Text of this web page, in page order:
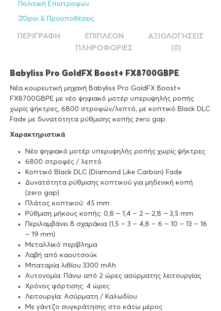
Πολιτική Επιστροφών
Όροι & Προϋποθέσεις
ΠΕΡΙΓΡΑΦΉ
ΕΠΙΠΛΈΟΝ
ΠΛΗΡΟΦΟΡΊΕΣ
ΑΞΙΟΛΟΓΉΣΕΙΣ
(0)
Babyliss Pro GoldFX Boost+ FX8700GBPE
Νέα κουρευτική μηχανή Babyliss Pro GoldFX Boost+
FX8700GBPE με νέο ψηφιακό μοτέρ υπερυψηλής ροπής
χωρίς ψήκτρες, 6800 στροφών/λεπτό, με κοπτικό Black DLC
Fade με δυνατότητα ρύθμισης κοπής zero gap.
Χαρακτηριστικά
Νέο ψηφιακό μοτέρ υπερυψηλής ροπής χωρίς ψήκτρες
6800 στροφές / λεπτό
Κοπτικό Black DLC (Diamond Like Carbon) Fade
Δυνατότητα ρύθμισης κοπτικού για μηδενική κοπή
(zero gap)
Πλάτος κοπτικού: 45 mm
Ρύθμιση μήκους κοπής: 0,8 – 1,4 – 2 – 2,8 – 3,5 mm
Περιλαμβάνει 8 σχαράκια (1,5 – 3 – 4,8 – 6 – 10 – 13 – 16
– 19 mm)
Μεταλλικό περίβλημα
Λαβή από καουτσούκ
Μπαταρία λιθίου 3300 mAh
Αυτονομία: Πάνω από 2 ώρες ασύρματης λειτουργίας
Χρόνος φόρτισης: 4 ώρες
Λειτουργία: Ασύρματη / Καλωδίου
Με γάντζο συγκράτησης στο κάτω μέρος